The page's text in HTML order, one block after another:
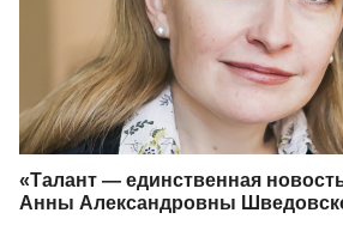
«Талант — единственная
Анны Александровны